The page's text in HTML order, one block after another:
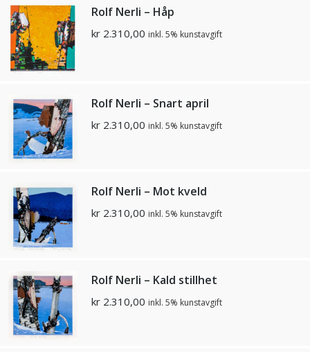
Rolf Nerli – Håp
kr 2.310,00 inkl. 5% kunstavgift
Rolf Nerli – Snart april
kr 2.310,00 inkl. 5% kunstavgift
Rolf Nerli – Mot kveld
kr 2.310,00 inkl. 5% kunstavgift
Rolf Nerli – Kald stillhet
kr 2.310,00 inkl. 5% kunstavgift